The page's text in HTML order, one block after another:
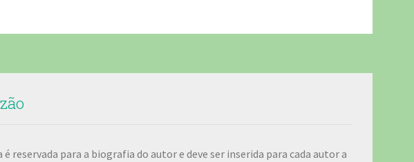
é reservada para a biografia do autor e deve ser inserida para cada autor a